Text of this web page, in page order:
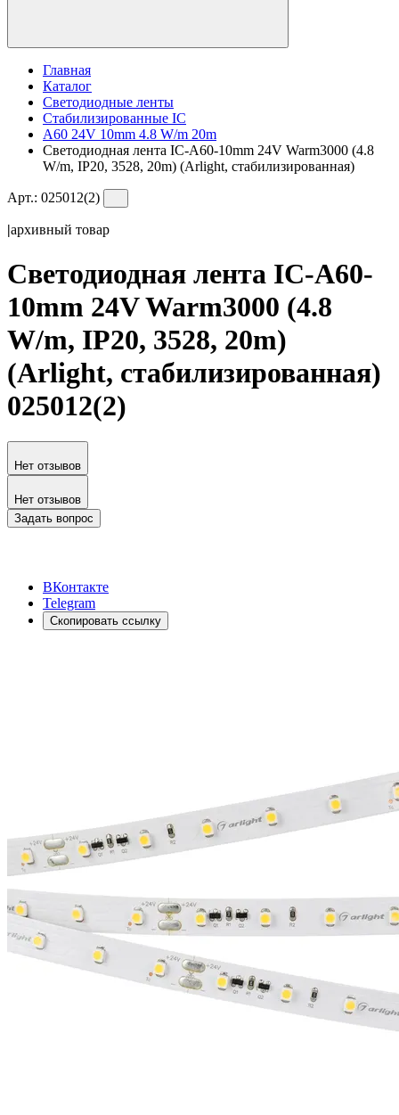
Главная
Каталог
Светодиодные ленты
Стабилизированные IC
A60 24V 10mm 4.8 W/m 20m
Светодиодная лента IC-A60-10mm 24V Warm3000 (4.8
W/m, IP20, 3528, 20m) (Arlight, стабилизированная)
Арт.: 025012(2)
|архивный товар
Светодиодная лента IC-A60-
10mm 24V Warm3000 (4.8
W/m, IP20, 3528, 20m)
(Arlight, стабилизированная)
025012(2)
Нет отзывов
Нет отзывов
Задать вопрос
ВКонтакте
Telegram
Скопировать ссылку